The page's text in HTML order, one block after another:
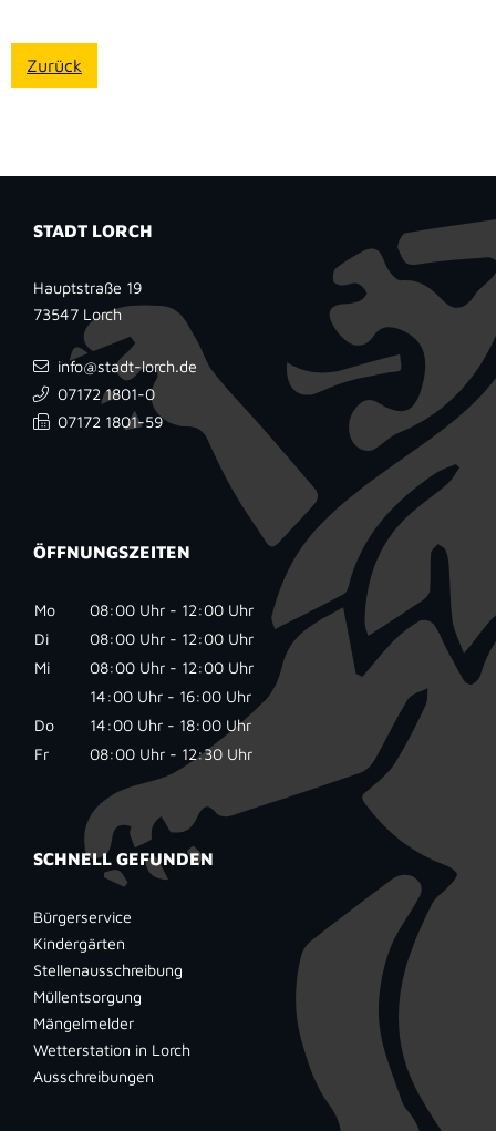
Zurück
STADT LORCH
Hauptstraße 19
73547 Lorch
info@stadt-lorch.de
07172 1801-0
07172 1801-59
ÖFFNUNGSZEITEN
Mo
08:00 Uhr - 12:00 Uhr
Di
08:00 Uhr - 12:00 Uhr
Mi
08:00 Uhr - 12:00 Uhr
14:00 Uhr - 16:00 Uhr
Do
14:00 Uhr - 18:00 Uhr
Fr
08:00 Uhr - 12:30 Uhr
SCHNELL GEFUNDEN
Bürgerservice
Kindergärten
Stellenausschreibung
Müllentsorgung
Mängelmelder
Wetterstation in Lorch
Ausschreibungen